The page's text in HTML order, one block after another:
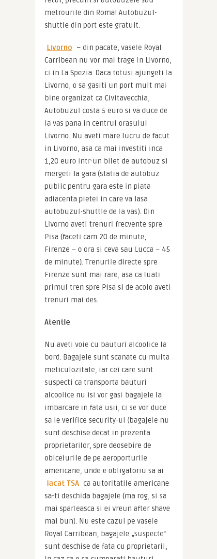
metrourile din Roma! Autobuzul-
shuttle din port este gratuit.
Livorno
– din pacate, vasele Royal
Carribean nu vor mai trage in Livorno,
ci in La Spezia. Daca totusi ajungeti la
Livorno, o sa gasiti un port mult mai
bine organizat ca Civitavecchia,
Autobuzul costa 5 euro si va duce de
la vas pana in centrul orasului
Livorno. Nu aveti mare lucru de facut
in Livorno, asa ca mai investiti inca
1,20 euro intr-un bilet de autobuz si
mergeti la gara (statia de autobuz
public pentru gara este in piata
adiacenta pietei in care va lasa
autobuzul-shuttle de la vas). Din
Livorno aveti trenuri frecvente spre
Pisa (faceti cam 20 de minute,
Firenze – o ora si ceva sau Lucca – 45
de minute). Trenurile directe spre
Firenze sunt mai rare, asa ca luati
primul tren spre Pisa si de acolo aveti
trenuri mai des.
Atentie
Nu aveti voie cu bauturi alcoolice la
bord. Bagajele sunt scanate cu multa
meticulozitate, iar cei care sunt
suspecti ca transporta bauturi
alcoolice nu isi vor gasi bagajele la
imbarcare in fata usii, ci se vor duce
sa le verifice security-ul (bagajele nu
sunt deschise decat in prezenta
proprietarilor, spre deosebire de
obiceiurile de pe aeroporturile
lacat TSA ca autoritatile americane
sa-ti deschida bagajele (ma rog, si sa
mai sparleasca si ei vreun after shave
mai bun). Nu este cazul pe vasele
Royal Carribean, bagajele „suspecte”
sunt deschise de fata cu proprietarii,